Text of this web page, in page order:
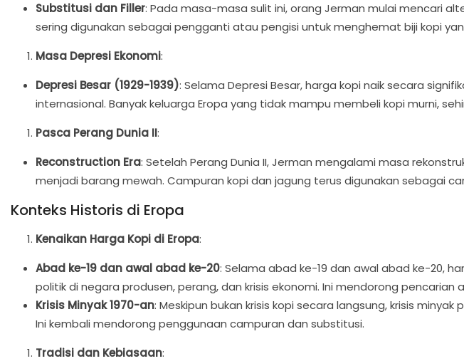
Substitusi dan Filler: Pada masa-masa sulit ini, orang Jerman mulai mencari
sering digunakan sebagai pengganti atau pengisi untuk menghemat biji kopi
Masa Depresi Ekonomi:
Depresi Besar (1929-1939): Selama Depresi Besar, harga kopi naik secara
internasional. Banyak keluarga Eropa yang tidak mampu membeli kopi murni,
Pasca Perang Dunia II:
Reconstruction Era: Setelah Perang Dunia II, Jerman mengalami masa
menjadi barang mewah. Campuran kopi dan jagung terus digunakan sebagai
Konteks Historis di Eropa
Kenaikan Harga Kopi di Eropa:
Abad ke-19 dan awal abad ke-20: Selama abad ke-19 dan awal abad ke-20,
politik di negara produsen, perang, dan krisis ekonomi. Ini mendorong
Krisis Minyak 1970-an: Meskipun bukan krisis kopi secara langsung, krisis
Ini kembali mendorong penggunaan campuran dan substitusi.
Tradisi dan Kebiasaan: